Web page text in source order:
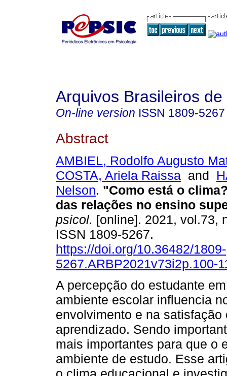
Arquivos Brasileiros
On-line version ISSN 1809-5267
Abstract
AMBIEL, Rodolfo Augusto
COSTA, Ariela Raissa and
Nelson. "Como está o
das relações no ensino
psicol. [online]. 2021, vol.73,
ISSN 1809-5267.
https://doi.org/10.36482/1809-
5267.ARBP2021v73i2p.100-
A percepção do estudante
ambiente escolar influencia
envolvimento e na satisfação
aprendizado. Sendo
mais importantes para que o
ambiente de estudo. Esse